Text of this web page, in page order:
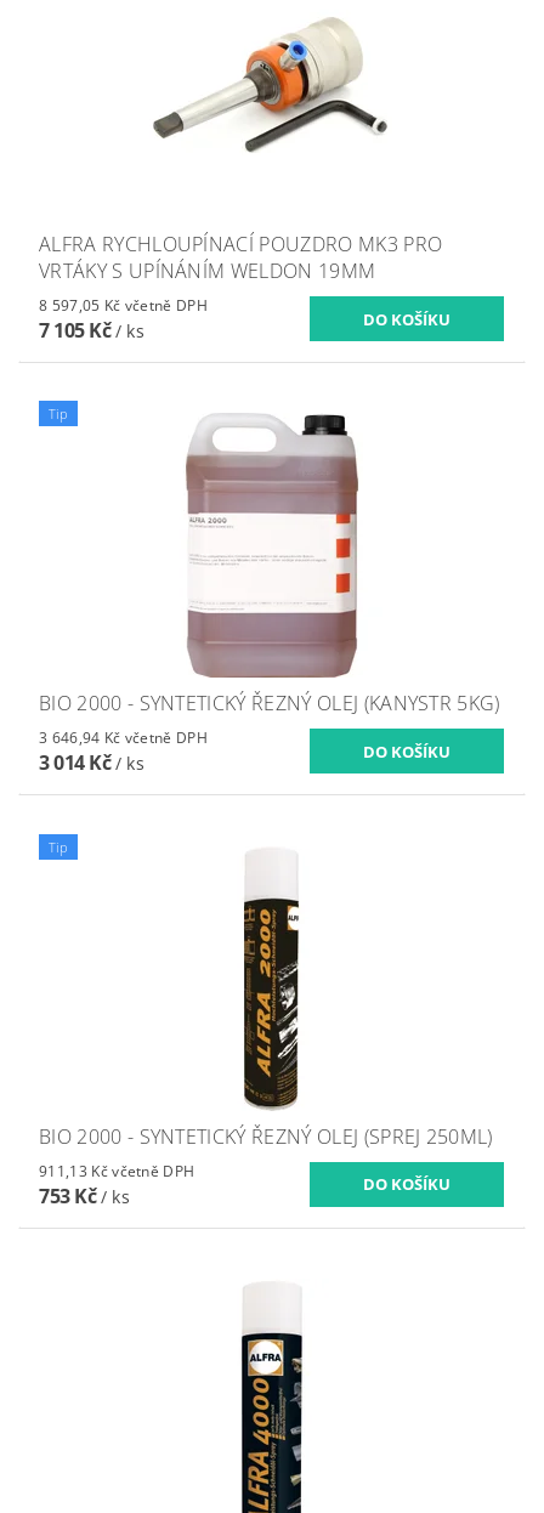
ALFRA RYCHLOUPÍNACÍ POUZDRO MK3 PRO
VRTÁKY S UPÍNÁNÍM WELDON 19MM
8 597,05 Kč včetně DPH
7 105 Kč/ ks
Tip
BIO 2000 - SYNTETICKÝ ŘEZNÝ OLEJ (KANYSTR 5KG)
3 646,94 Kč včetně DPH
3 014 Kč/ ks
Tip
BIO 2000 - SYNTETICKÝ ŘEZNÝ OLEJ (SPREJ 250ML)
911,13 Kč včetně DPH
753 Kč/ ks